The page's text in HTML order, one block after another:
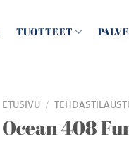
TUOTTEET
ETUSIVU /
Ocean 408